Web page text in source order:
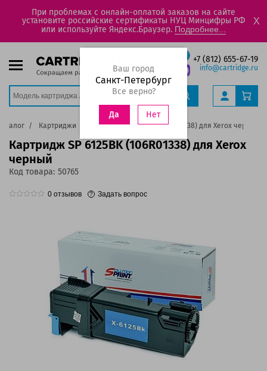
При проблемах с онлайн-оплатой заказов на сайте
установите российские сертификаты НУЦ Минцифры РФ
или используйте Яндекс.Браузер. Подробнее...
X
+7 (812) 655-67-19
info@cartridge.ru
Ваш город
Санкт-Петербург
Все верно?
Да Нет
Картриджи Картридж SP 6125BK (106R01338) для Xerox черный
Картридж SP 6125BK (106R01338) для Xerox
черный
Код товара: 50765
0 отзывов Задать вопрос